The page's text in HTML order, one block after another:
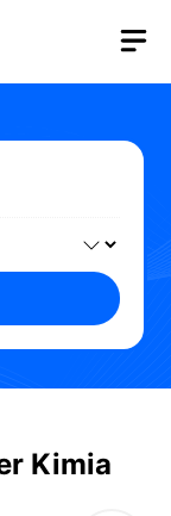
Kimia